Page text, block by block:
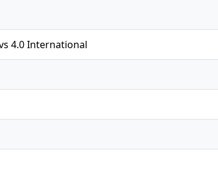
4.0 International